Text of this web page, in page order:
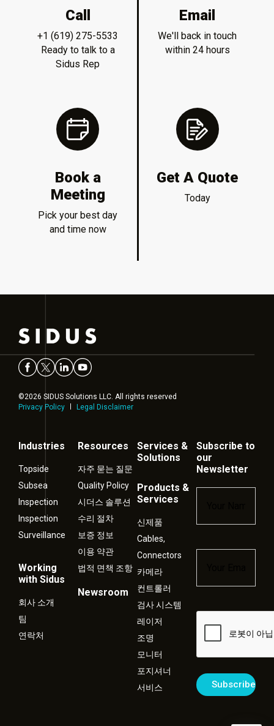
Call
+1 (619) 275-5533
Ready to talk to a
Sidus Rep
Email
We'll back in touch
within 24 hours
Book a
Meeting
Pick your best day
and time now
Get A Quote
Today
©2026 SIDUS Solutions LLC. All rights reserved
Privacy Policy
Legal Disclaimer
Industries
Topside
Subsea
Inspection
Inspection
Surveillance
Working
with Sidus
회사 소개
팀
연락처
Resources
자주 묻는 질문
Quality Policy
시더스 솔루션
수리 절차
보증 정보
이용 약관
법적 면책 조항
Newsroom
Services &
Solutions
Products &
Services
신제품
Cables,
Connectors
카메라
컨트롤러
검사 시스템
레이저
조명
모니터
포지셔너
서비스
Subscribe to
our
Newsletter